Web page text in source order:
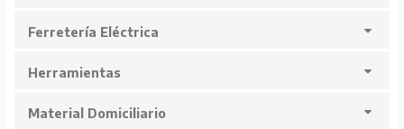
Ferretería Eléctrica
Herramientas
Material Domiciliario